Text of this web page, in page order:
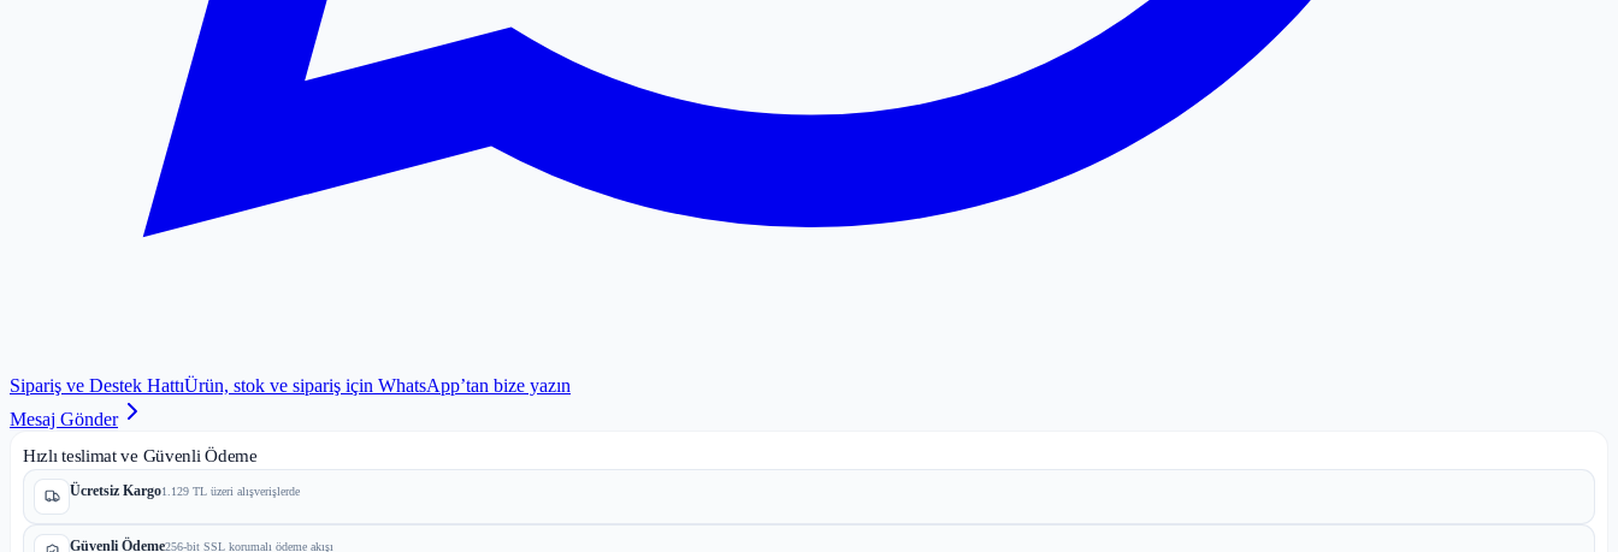
Sipariş ve Destek HattıÜrün, stok ve sipariş için WhatsApp’tan bize yazın
Mesaj Gönder
Hızlı teslimat ve Güvenli Ödeme
Ücretsiz Kargo1.129 TL üzeri alışverişlerde
Güvenli Ödeme256-bit SSL korumalı ödeme akışı